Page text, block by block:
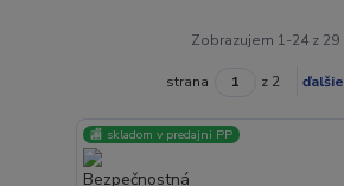
Zobrazujem 1-24 z 29
strana z 2 ďalšie
🏬 skladom v predajni PP